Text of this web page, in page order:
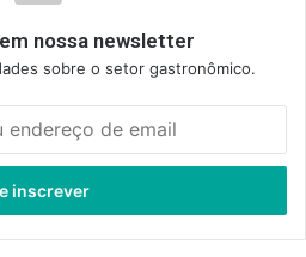
nossa newsletter
sobre o setor gastronômico.